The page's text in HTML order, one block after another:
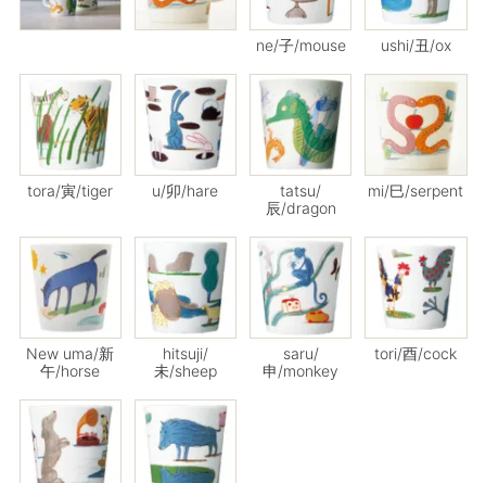
ne/子/mouse ushi/丑/ox
tora/寅/tiger u/卯/hare
tatsu/
辰/dragon
mi/巳/serpent
New uma/新
午/horse
hitsuji/
未/sheep
saru/
申/monkey
tori/酉/cock